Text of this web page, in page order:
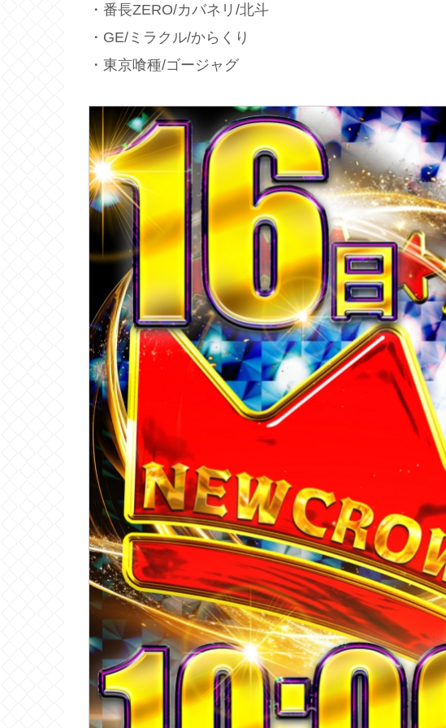
・番長ZERO/カバネリ/北斗
・GE/ミラクル/からくり
・東京喰種/ゴージャグ